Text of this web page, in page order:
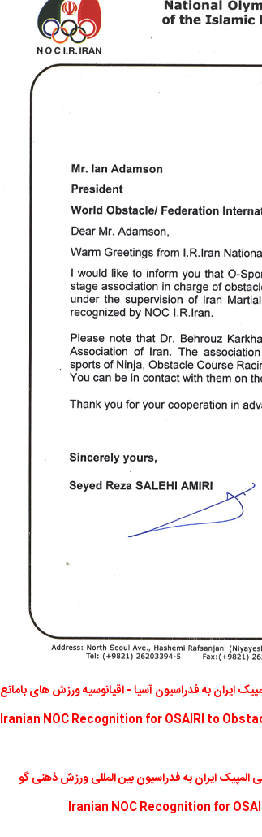
ایران به فدراسیون آسیا - اقیانوسیه ورزش های بامانع
Iranian NOC Recognition for OSAIRI to
المپیک ایران به فدراسیون بین المللی ورزش ذهنی گو
Iranian NOC Recognition for